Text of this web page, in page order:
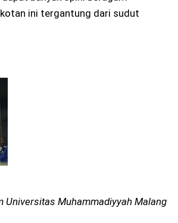
ini tergantung dari sudut
Universitas Muhammadiyyah Malang